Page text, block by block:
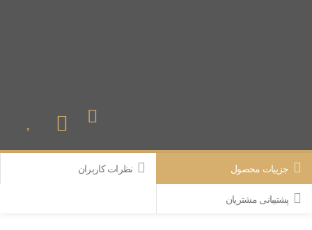
جزییات محصول نظرات کاربران
پشتیبانی مشتریان